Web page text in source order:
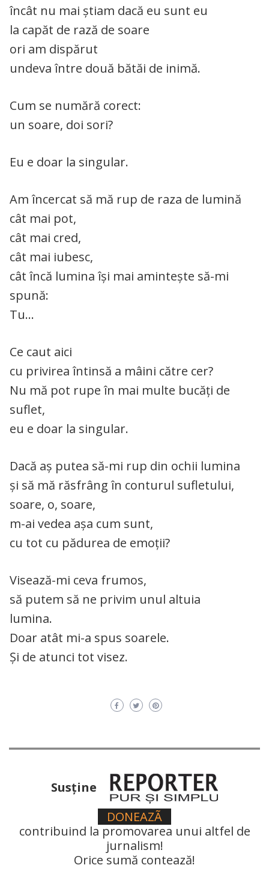
încât nu mai știam dacă eu sunt eu
la capăt de rază de soare
ori am dispărut
undeva între două bătăi de inimă.
Cum se numără corect:
un soare, doi sori?
Eu e doar la singular.
Am încercat să mă rup de raza de lumină
cât mai pot,
cât mai cred,
cât mai iubesc,
cât încă lumina își mai amintește să-mi
spună:
Tu…
Ce caut aici
cu privirea întinsă a mâini către cer?
Nu mă pot rupe în mai multe bucăți de
suflet,
eu e doar la singular.
Dacă aș putea să-mi rup din ochii lumina
și să mă răsfrâng în conturul sufletului,
soare, o, soare,
m-ai vedea așa cum sunt,
cu tot cu pădurea de emoții?
Visează-mi ceva frumos,
să putem să ne privim unul altuia
lumina.
Doar atât mi-a spus soarele.
Și de atunci tot visez.
Susţine
DONEAZÃ
contribuind la promovarea unui altfel de
jurnalism!
Orice sumă contează!